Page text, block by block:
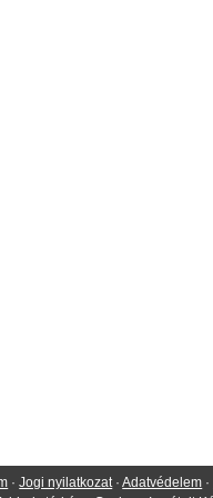
·Jogi nyilatkozat ·Adatvédelem ·